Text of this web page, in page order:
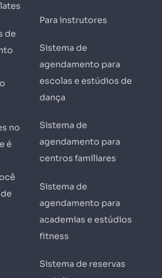
de
no
é
Para instrutores
Sistema de
agendamento para
escolas e estúdios de
dança
Sistema de
agendamento para
centros familiares
Sistema de
agendamento para
academias e estúdios
fitness
Sistema de reservas